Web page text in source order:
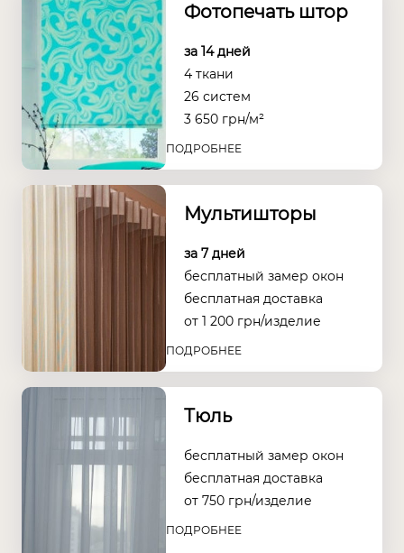
Фотопечать штор
за 14 дней
4 ткани
26 систем
3 650 грн/м²
ПОДРОБНЕЕ
Мультишторы
за 7 дней
бесплатный замер окон
бесплатная доставка
от 1 200 грн/изделие
ПОДРОБНЕЕ
Тюль
бесплатный замер окон
бесплатная доставка
от 750 грн/изделие
ПОДРОБНЕЕ